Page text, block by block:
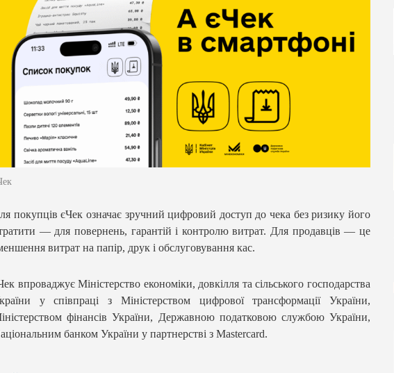
покупців єЧек означає зручний цифровий доступ до чека без ризику його
— для повернень, гарантій і контролю витрат. Для продавців — це
витрат на папір, друк і обслуговування кас.
впроваджує Міністерство економіки, довкілля та сільського господарства
у співпраці з Міністерством цифрової трансформації України,
фінансів України, Державною податковою службою України,
банком України у партнерстві з Mastercard.